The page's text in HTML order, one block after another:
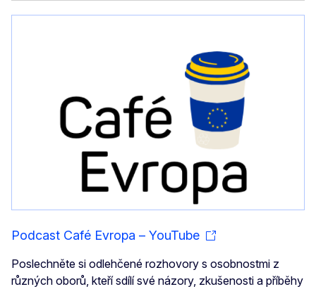
Podcast Café Evropa – YouTube
Poslechněte si odlehčené rozhovory s osobnostmi z
různých oborů, kteří sdílí své názory, zkušenosti a příběhy